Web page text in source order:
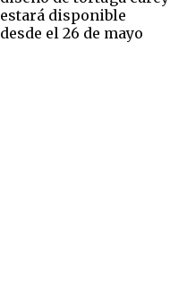
estará disponible
desde el 26 de mayo